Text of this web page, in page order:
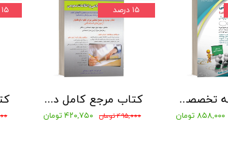
۱۵ درصد
کتاب مرجع کامل دروس عمومی آزمونهای استخدامی شاپور درویشی
۴۹۵,۰۰۰ تومان ۴۲۰,۷۵۰ تومان
۱۵ درصد
کتاب حیطه تخصصی آزمون مشاغل کیفیت بخشی آموزش و پروش مربی امور تربیتی1404 نشر آراه
۸۵۸,۰۰۰ تومان